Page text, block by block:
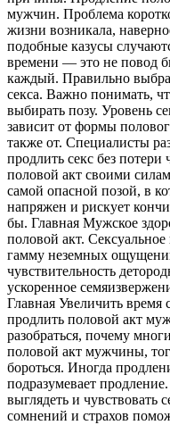
мужчин. Проблема
жизни возникала,
подобные казусы
времени — это не повод
каждый. Правильно
секса. Важно понимать,
выбирать позу. Уровень
зависит от формы
также от. Специалисты
продлить секс без
половой акт своими
самой опасной позой, в
напряжен и рискует
бы. Главная Мужское
половой акт.
гамму неземных
чувствительность
ускоренное
Главная Увеличить время
продлить половой акт
разобраться, почему
половой акт мужчины,
бороться. Иногда
подразумевает
выглядеть и чувствовать
сомнений и страхов